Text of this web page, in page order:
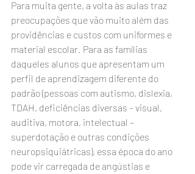
Para muita gente, a volta às aulas traz
preocupações que vão muito além das
providências e custos com uniformes e
material escolar. Para as famílias
daqueles alunos que apresentam um
perfil de aprendizagem diferente do
padrão (pessoas com autismo, dislexia,
TDAH, deficiências diversas – visual,
auditiva, motora, intelectual –
superdotação e outras condições
neuropsiquiátricas), essa época do ano
pode vir carregada de angústias e